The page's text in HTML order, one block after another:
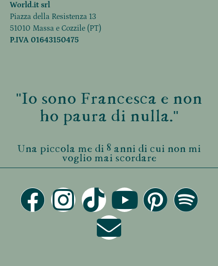
World.it srl
Piazza della Resistenza 13
51010 Massa e Cozzile (PT)
P.IVA 01643150475
"Io sono Francesca e non
ho paura di nulla."
Una piccola me di 8 anni di cui non mi
voglio mai scordare